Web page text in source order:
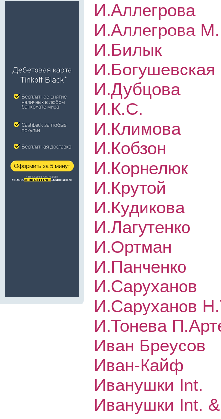
И.Аллегрова
И.Аллегрова
И.Билык
И.Богушевская
И.Дубцова
И.К.С.
И.Климова
И.Кобзон
И.Корнелюк
И.Крутой
И.Кудикова
И.Лагутенко
И.Ортман
И.Панченко
И.Саруханов
И.Саруханов
И.Тонева
Иван Бреусов
Иван-Кайф
Иванушки Int.
Иванушки Int.